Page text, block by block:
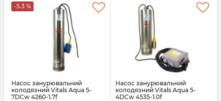
-5.3 %
Насос занурювальний
колодязний Vitals Aqua 5-
7DCw 4260-1.7f
Насос занурювальний
колодязний Vitals Aqua 5-
4DCw 4535-1.0f